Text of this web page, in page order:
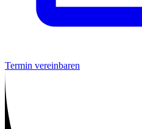
Termin vereinbaren